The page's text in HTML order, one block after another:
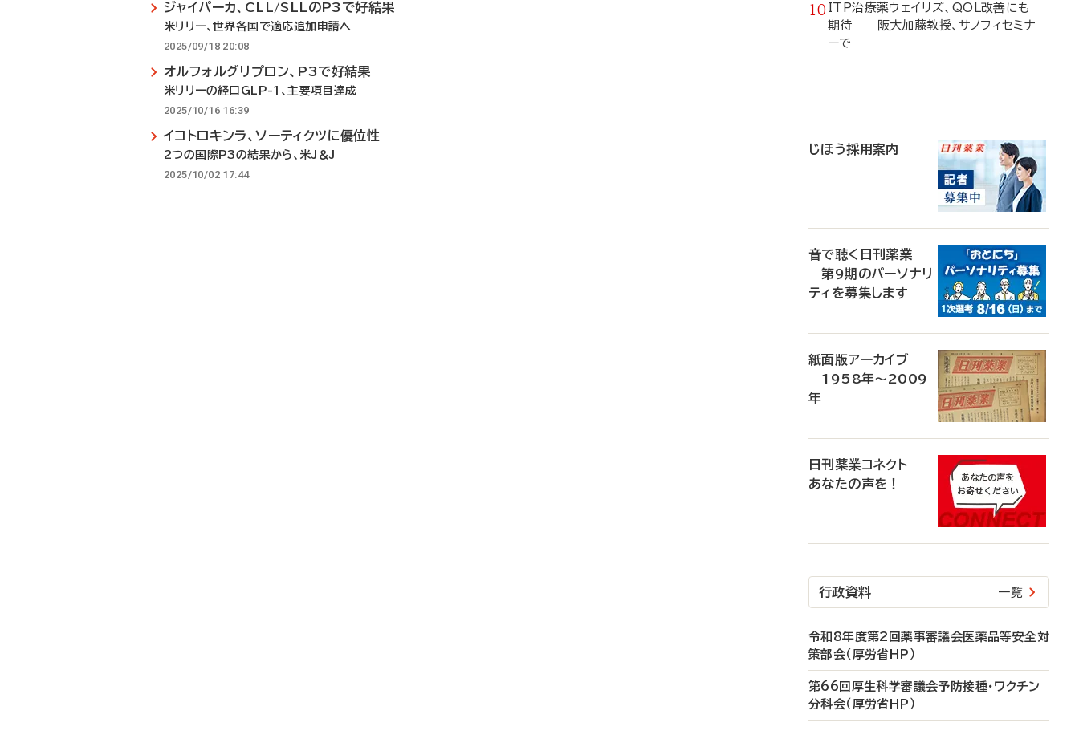
ジャイパーカ、CLL/SLLのP3で好結果
米リリー、世界各国で適応追加申請へ
2025/09/18 20:08
オルフォルグリプロン、P3で好結果
米リリーの経口GLP-1、主要項目達成
2025/10/16 16:39
イコトロキンラ、ソーティクツに優位性
2つの国際P3の結果から、米J＆J
2025/10/02 17:44
ITP治療薬ウェイリズ、QOL改善にも
期待 阪大加藤教授、サノフィセミナ
ーで
じほう採用案内
音で聴く日刊薬業
第9期のパーソナリ
ティを募集します
紙面版アーカイブ
1958年～2009
年
日刊薬業コネクト
あなたの声を！
行政資料 一覧
令和8年度第2回薬事審議会医薬品等安全対
策部会（厚労省HP）
第66回厚生科学審議会予防接種・ワクチン
分科会（厚労省HP）